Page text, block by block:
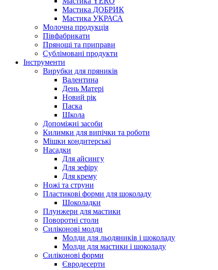
Мастика ДОБРИК
Мастика УКРАСА
Молочна продукція
Півфабрикати
Прянощі та приправи
Сублімовані продукти
Інструменти
Вирубки для пряників
Валентина
День Матері
Новий рік
Паска
Школа
Допоміжні засоби
Килимки для випічки та роботи
Мішки кондитерські
Насадки
Для айсингу
Для зефіру
Для крему
Ножі та струни
Пластикові форми для шоколаду
Шоколадки
Плунжери для мастики
Поворотні столи
Силіконові молди
Молди для льодяників і шоколаду
Молди для мастики і шоколаду
Силіконові форми
Євродесерти